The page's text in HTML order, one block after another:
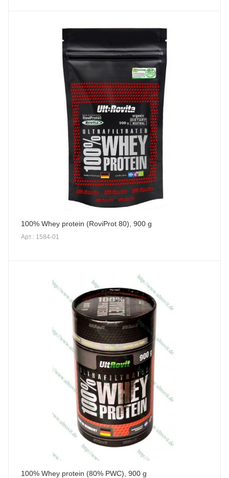
100% Whey protein (RoviProt 80), 900 g
Арт.: 1584-01
100% Whey protein (80% PWC), 900 g